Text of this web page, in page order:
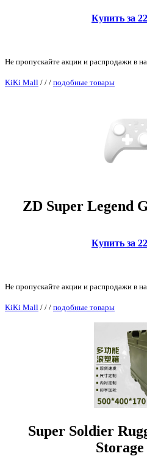
Купить за
Не пропускайте акции и распродажи в
KiKi Mall / / / подобные товары
ZD Super Legend
Купить за
Не пропускайте акции и распродажи в
KiKi Mall / / / подобные товары
Super Soldier
Storage